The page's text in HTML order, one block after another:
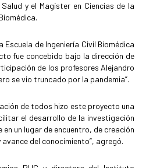
y el Magíster en Ciencias de la
de Ingeniería Civil Biomédica
fue concebido bajo la dirección de
de los profesores Alejandro
se vio truncado por la pandemia”.
de todos hizo este proyecto una
el desarrollo de la investigación
un lugar de encuentro, de creación
del conocimiento”, agregó.